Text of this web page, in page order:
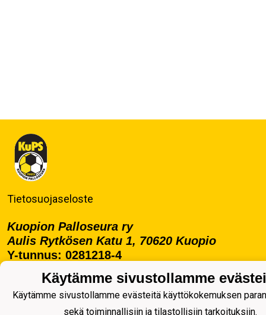
Tietosuojaseloste
Kuopion Palloseura ry
Aulis Rytkösen Katu 1, 70620 Kuopio
Y-tunnus: 0281218-4
KuPS -Elämänmittainen tarina- Banzai
Käytämme sivustollamme
Käytämme sivustollamme evästeitä käyttökokemuksen
sekä toiminnallisiin ja tilastollisiin tarkoituksiin.